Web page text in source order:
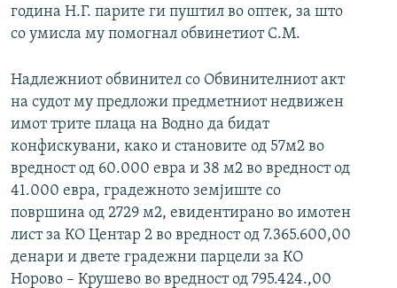
година Н.Г. парите ги пуштил во оптек, за што
со умисла му помогнал обвинетиот С.М.
Надлежниот обвинител со Обвинителниот акт
на судот му предложи предметниот недвижен
имот трите плаца на Водно да бидат
конфискувани, како и становите од 57м2 во
вредност од 60.000 евра и 38 м2 во вредност од
41.000 евра, градежното земјиште со
површина од 2729 м2, евидентирано во имотен
лист за КО Центар 2 во вредност од 7.365.600,00
денари и двете градежни парцели за КО
Норово – Крушево во вредност од 795.424.,00